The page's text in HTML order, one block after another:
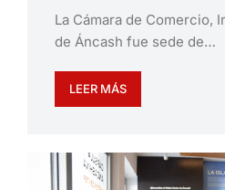
La Cámara de Comercio,
de Áncash fue sede de…
LEER MÁS